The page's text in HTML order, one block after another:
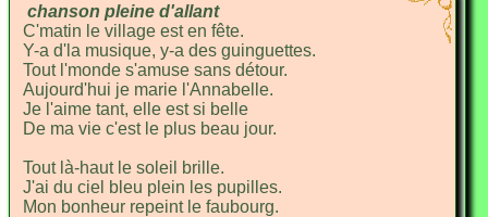
chanson pleine d'allant
C'matin le village est en fête.
Y-a d'la musique, y-a des guinguettes.
Tout l'monde s'amuse sans détour.
Aujourd'hui je marie l'Annabelle.
Je l'aime tant, elle est si belle
De ma vie c'est le plus beau jour.
Tout là-haut le soleil
brille.
J'ai du ciel bleu plein les pupilles.
Mon bonheur repeint le faubourg.